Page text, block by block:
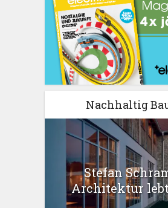
Nachhaltig
Stefan
Architektur